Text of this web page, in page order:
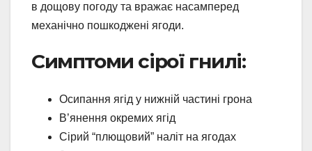
в дощову погоду та вражає насамперед
механічно пошкоджені ягоди.
Симптоми сірої гнилі:
Осипання ягід у нижній частині грона
В’янення окремих ягід
Сірий “плющовий” наліт на ягодах